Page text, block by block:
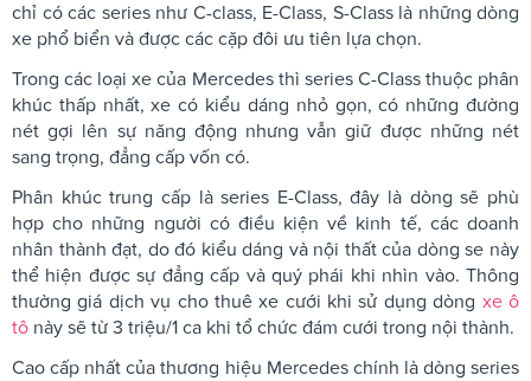
chỉ có các series như C-class, E-Class, S-Class là những dòng
xe phổ biển và được các cặp đôi ưu tiên lựa chọn.
Trong các loại xe của Mercedes thì series C-Class thuộc phân
khúc thấp nhất, xe có kiểu dáng nhỏ gọn, có những đường
nét gợi lên sự năng động nhưng vẫn giữ được những nét
sang trọng, đẳng cấp vốn có.
Phân khúc trung cấp là series E-Class, đây là dòng sẽ phù
hợp cho những người có điều kiện về kinh tế, các doanh
nhân thành đạt, do đó kiểu dáng và nội thất của dòng se này
thể hiện được sự đẳng cấp và quý phái khi nhìn vào. Thông
thường giá dịch vụ cho thuê xe cưới khi sử dụng dòng xe ô
tô này sẽ từ 3 triệu/1 ca khi tổ chức đám cưới trong nội thành.
Cao cấp nhất của thương hiệu Mercedes chính là dòng series